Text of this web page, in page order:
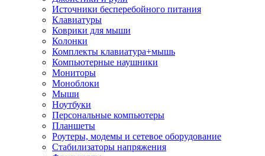
Источники бесперебойного питания
Клавиатуры
Коврики для мыши
Колонки
Комплекты клавиатура+мышь
Компьютерные наушники
Мониторы
Моноблоки
Мыши
Ноутбуки
Персональные компьютеры
Планшеты
Роутеры, модемы и сетевое оборудование
Стабилизаторы напряжения